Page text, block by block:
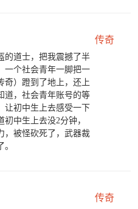
传奇
的道士，把我震撼了半
一个社会青年一脚把一
奇）蹬到了地上，还上
道，社会青年账号的等
让初中生上去感受一下
中生上去没2分钟，
，被怪砍死了，武器裁
传奇